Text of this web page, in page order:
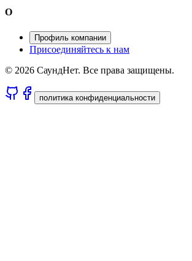
О
Профиль компании
Присоединяйтесь к нам
© 2026 СаундНет. Все права защищены.
политика конфиденциальности